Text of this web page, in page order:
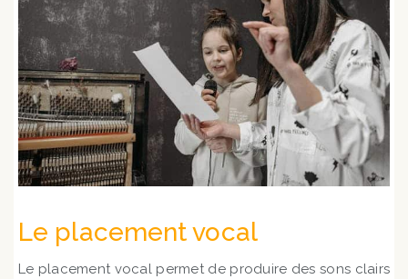
Le placement vocal
Le placement vocal permet de produire des sons clairs